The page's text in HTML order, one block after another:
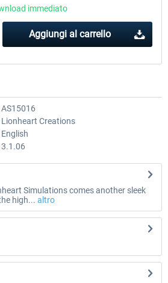
immediato
Aggiungi al carrello
AS15016
Lionheart Creations
English
3.1.06
Simulations comes another sleek
high... altro